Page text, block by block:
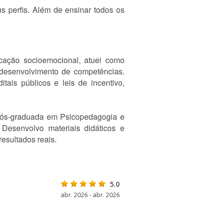
perfis. Além de ensinar todos os
socioemocional, atuei como
de competências.
públicos e leis de incentivo,
graduada em Psicopedagogia e
materiais didáticos e
reais.
5.0
abr. 2026 - abr. 2026